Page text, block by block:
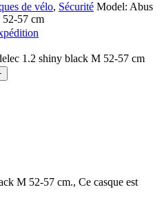
de vélo, Sécurité Model: Abus
52-57 cm
1.2 shiny black M 52-57 cm
M 52-57 cm., Ce casque est